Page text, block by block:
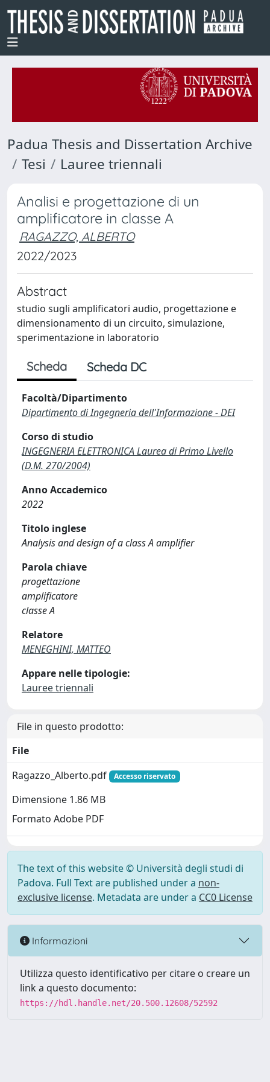
Padua Thesis and Dissertation Archive
Tesi
Lauree triennali
Analisi e progettazione di un
amplificatore in classe A
RAGAZZO, ALBERTO
2022/2023
Abstract
studio sugli amplificatori audio, progettazione e
dimensionamento di un circuito, simulazione,
sperimentazione in laboratorio
Scheda Scheda DC
Facoltà/Dipartimento
Dipartimento di Ingegneria dell'Informazione - DEI
Corso di studio
INGEGNERIA ELETTRONICA Laurea di Primo Livello
(D.M. 270/2004)
Anno Accademico
2022
Titolo inglese
Analysis and design of a class A amplifier
Parola chiave
progettazione
amplificatore
classe A
Relatore
MENEGHINI, MATTEO
Appare nelle tipologie:
Lauree triennali
File in questo prodotto:
File
Ragazzo_Alberto.pdf
Accesso riservato
Dimensione 1.86 MB
Formato Adobe PDF
The text of this website © Università degli studi di
Padova. Full Text are published under a non-
exclusive license. Metadata are under a CC0 License
Informazioni
Utilizza questo identificativo per citare o creare un
link a questo documento:
https://hdl.handle.net/20.500.12608/52592